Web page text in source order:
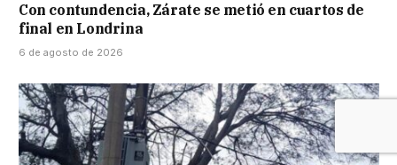
Con contundencia, Zárate se metió en cuartos de
final en Londrina
6 de agosto de 2026